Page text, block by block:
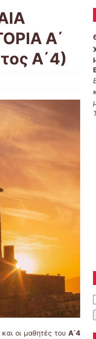
Α΄
Α΄4)
και οι μαθητές τουΑ΄4